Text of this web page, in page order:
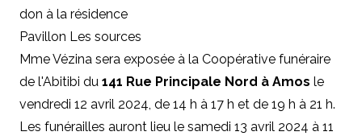
don à la résidence
Pavillon Les sources
Mme Vézina sera exposée à la Coopérative funéraire
de l'Abitibi du 141 Rue Principale Nord à Amos le
vendredi 12 avril 2024, de 14 h à 17 h et de 19 h à 21 h.
Les funérailles auront lieu le samedi 13 avril 2024 à 11